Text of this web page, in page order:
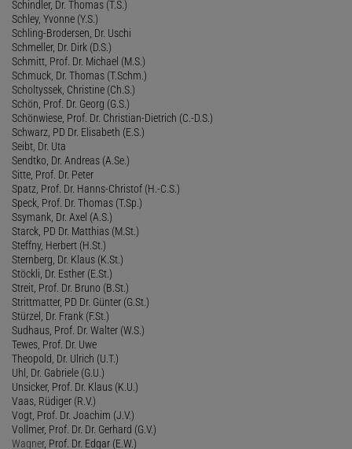
Schindler, Dr. Thomas (T.S.)
Schley, Yvonne (Y.S.)
Schling-Brodersen, Dr. Uschi
Schmeller, Dr. Dirk (D.S.)
Schmitt, Prof. Dr. Michael (M.S.)
Schmuck, Dr. Thomas (T.Schm.)
Scholtyssek, Christine (Ch.S.)
Schön, Prof. Dr. Georg (G.S.)
Schönwiese, Prof. Dr. Christian-Dietrich (C.-D.S.)
Schwarz, PD Dr. Elisabeth (E.S.)
Seibt, Dr. Uta
Sendtko, Dr. Andreas (A.Se.)
Sitte, Prof. Dr. Peter
Spatz, Prof. Dr. Hanns-Christof (H.-C.S.)
Speck, Prof. Dr. Thomas (T.Sp.)
Ssymank, Dr. Axel (A.S.)
Starck, PD Dr. Matthias (M.St.)
Steffny, Herbert (H.St.)
Sternberg, Dr. Klaus (K.St.)
Stöckli, Dr. Esther (E.St.)
Streit, Prof. Dr. Bruno (B.St.)
Strittmatter, PD Dr. Günter (G.St.)
Stürzel, Dr. Frank (F.St.)
Sudhaus, Prof. Dr. Walter (W.S.)
Tewes, Prof. Dr. Uwe
Theopold, Dr. Ulrich (U.T.)
Uhl, Dr. Gabriele (G.U.)
Unsicker, Prof. Dr. Klaus (K.U.)
Vaas, Rüdiger (R.V.)
Vogt, Prof. Dr. Joachim (J.V.)
Vollmer, Prof. Dr. Dr. Gerhard (G.V.)
Wagner, Prof. Dr. Edgar (E.W.)